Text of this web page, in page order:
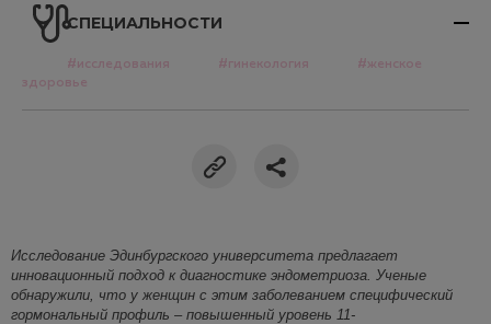
СПЕЦИАЛЬНОСТИ
#исследования #гинекология
#женское
здоровье
Исследование Эдинбургского университета предлагает
инновационный подход к диагностике эндометриоза. Ученые
обнаружили, что у женщин с этим заболеванием специфический
гормональный профиль – повышенный уровень 11-